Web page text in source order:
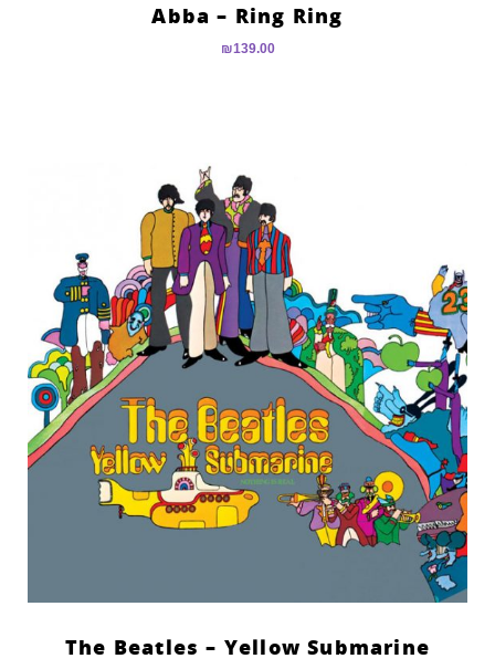
Abba – Ring Ring
₪139.00
The Beatles – Yellow Submarine